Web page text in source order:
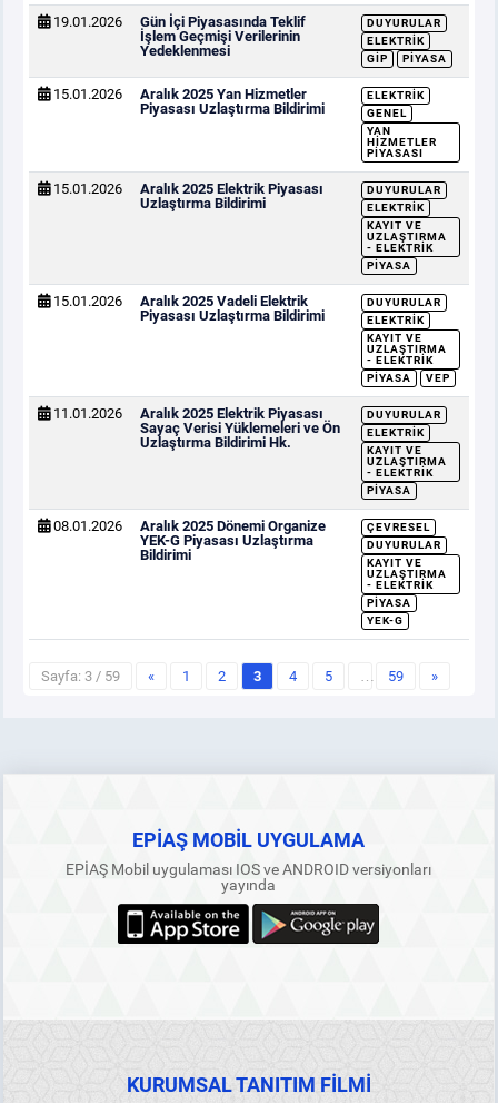
19.01.2026
Gün İçi Piyasasında Teklif
İşlem Geçmişi Verilerinin
Yedeklenmesi
DUYURULAR
ELEKTRIK
GİP
PIYASA
15.01.2026
Aralık 2025 Yan Hizmetler
Piyasası Uzlaştırma Bildirimi
ELEKTRIK
GENEL
YAN
HIZMETLER
PIYASASI
15.01.2026
Aralık 2025 Elektrik Piyasası
Uzlaştırma Bildirimi
DUYURULAR
ELEKTRIK
KAYIT VE
UZLAŞTIRMA
- ELEKTRIK
PIYASA
15.01.2026
Aralık 2025 Vadeli Elektrik
Piyasası Uzlaştırma Bildirimi
DUYURULAR
ELEKTRIK
KAYIT VE
UZLAŞTIRMA
- ELEKTRIK
PIYASA
VEP
11.01.2026
Aralık 2025 Elektrik Piyasası
Sayaç Verisi Yüklemeleri ve Ön
Uzlaştırma Bildirimi Hk.
DUYURULAR
ELEKTRIK
KAYIT VE
UZLAŞTIRMA
- ELEKTRIK
PIYASA
08.01.2026
Aralık 2025 Dönemi Organize
YEK-G Piyasası Uzlaştırma
Bildirimi
ÇEVRESEL
DUYURULAR
KAYIT VE
UZLAŞTIRMA
- ELEKTRIK
PIYASA
YEK-G
Sayfa: 3 / 59 « 1 2 3 4 5 … 59 »
EPİAŞ MOBİL UYGULAMA
EPİAŞ Mobil uygulaması IOS ve ANDROID versiyonları
yayında
KURUMSAL TANITIM FİLMİ